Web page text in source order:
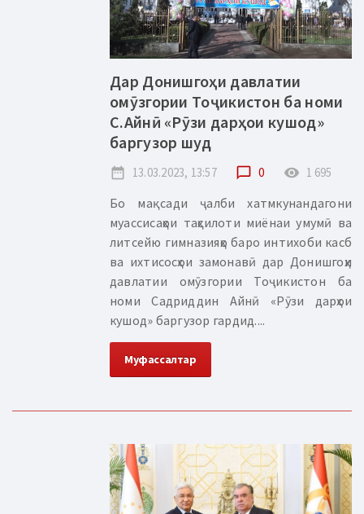
Дар Донишгоҳи давлатии
омӯзгории Тоҷикистон ба номи
С.Айнӣ «Рӯзи дарҳои кушод»
баргузор шуд
date_range 13.03.2023, 13:57 chat_bubble_outline 0 remove_red_eye 1 695
Бо мақсади ҷалби хатмкунандагони
муассисаҳои таҳсилоти миёнаи умумӣ ва
литсейю гимназияҳо баро интихоби касб
ва ихтисосҳои замонавӣ дар Донишгоҳи
давлатии омӯзгории Тоҷикистон ба
номи Садриддин Айнӣ «Рӯзи дарҳои
кушод» баргузор гардид....
Муфассалтар